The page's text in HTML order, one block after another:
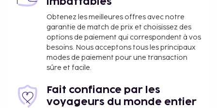
séjournant dans la ville pour des raisons spécifiques
sur présentation des documents nécessaires à
l'hébergement. Une réduction de 30 % s'applique du
1er au 31 janvier. Taxe prélevée par la ville : du 1
janvier au 31 janvier, 3.10 EUR par personne, par nuit
pour les adultes ; 1.60 EUR par nuit pour les clients
au 31 décembre, 4.50 EUR par personne, par nuit
pour les adultes ; 2.20 EUR par nuit pour les clients
imbattables
Obtenez les meilleures offres avec notre
garantie de match de prix et choisissez des
options de paiement qui correspondent à vos
besoins. Nous acceptons tous les principaux
modes de paiement pour une transaction
sûre et facile.
Fait confiance par les
voyageurs du monde entier